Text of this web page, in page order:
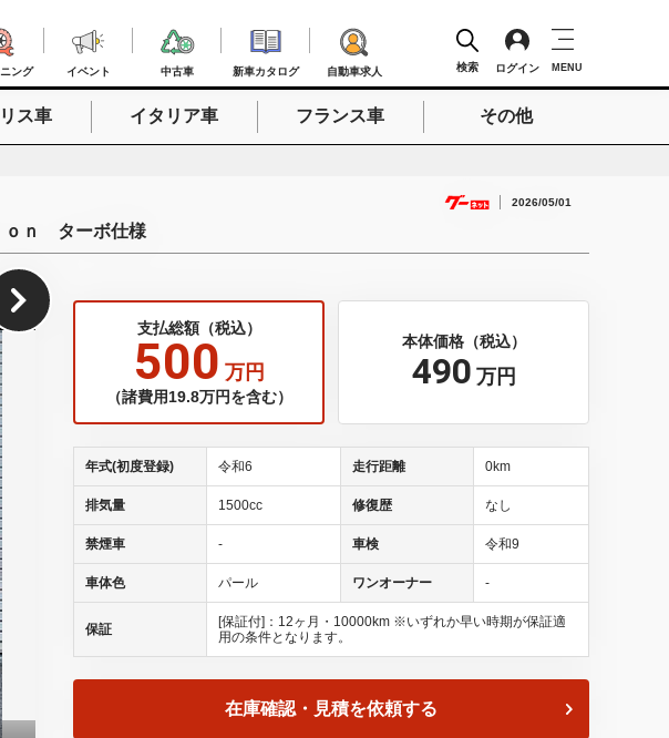
ング イベント 中古車 新車カタログ 自動車求人 検索 ログイン MENU
ス車 イタリア車 フランス車 その他
2026/05/01
ｏｎ ターボ仕様
33
支払総額（税込）
500 万円
（諸費用19.8万円を含む）
本体価格（税込）
490 万円
年式(初度登録) 令和6 走行距離 0km
排気量 1500cc 修復歴 なし
禁煙車 - 車検 令和9
車体色 パール ワンオーナー -
保証
[保証付]：12ヶ月・10000km ※いずれか早い時期が保証適
用の条件となります。
在庫確認・見積を依頼する